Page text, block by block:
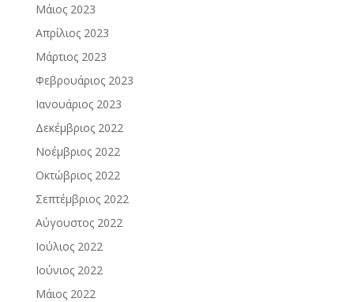
Μάιος 2023
Απρίλιος 2023
Μάρτιος 2023
Φεβρουάριος 2023
Ιανουάριος 2023
Δεκέμβριος 2022
Νοέμβριος 2022
Οκτώβριος 2022
Σεπτέμβριος 2022
Αύγουστος 2022
Ιούλιος 2022
Ιούνιος 2022
Μάιος 2022